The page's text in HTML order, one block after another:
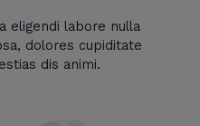
eligendi labore nulla
dolores cupiditate
dis animi.